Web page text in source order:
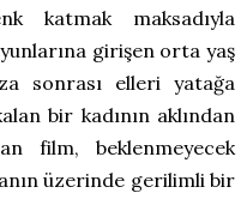
katmak maksadıyla
girişen orta yaş
sonrası elleri yatağa
bir kadının aklından
film, beklenmeyecek
üzerinde gerilimli bir